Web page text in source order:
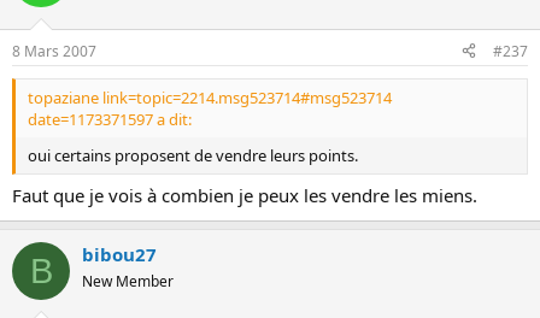
8 Mars 2007 #237
topaziane link=topic=2214.msg523714#msg523714
date=1173371597 a dit:
oui certains proposent de vendre leurs points.
Faut que je vois à combien je peux les vendre les miens.
B bibou27
New Member